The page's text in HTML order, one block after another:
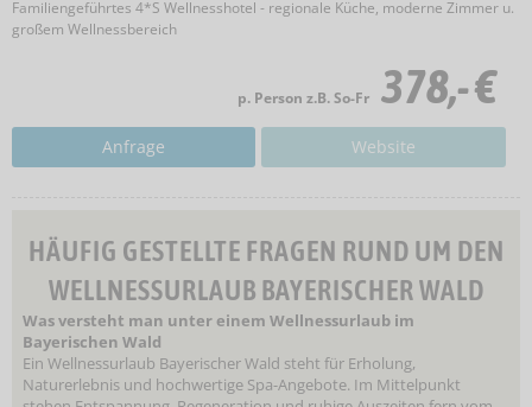
Familiengeführtes 4*S Wellnesshotel - regionale Küche, moderne Zimmer u.
großem Wellnessbereich
p. Person z.B. So-Fr 378,- €
Anfrage Website
HÄUFIG GESTELLTE FRAGEN RUND UM DEN
WELLNESSURLAUB BAYERISCHER WALD
Was versteht man unter einem Wellnessurlaub im
Bayerischen Wald
Ein Wellnessurlaub Bayerischer Wald steht für Erholung,
Naturerlebnis und hochwertige Spa-Angebote. Im Mittelpunkt